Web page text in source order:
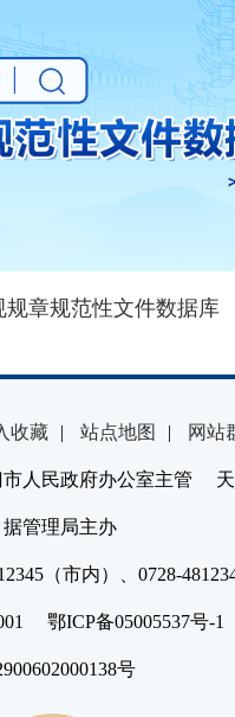
规章规范性文件数据库
收藏 | 站点地图 | 网站
人民政府办公室主管 天
据管理局主办
（市内）、0728-
鄂ICP备05005537号
号